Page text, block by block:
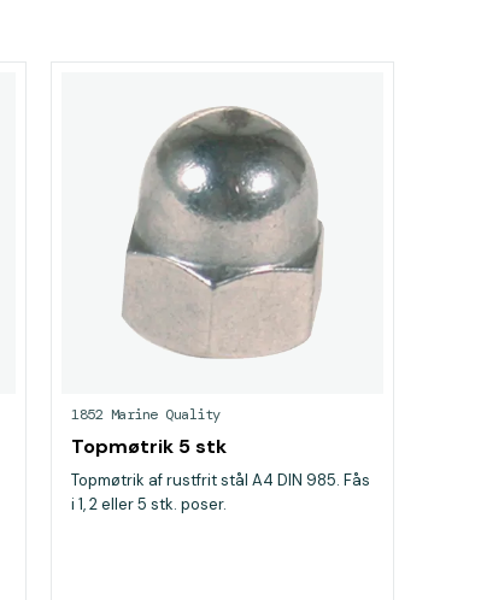
1852 Marine Quality
Topmøtrik 5 stk
Topmøtrik af rustfrit stål A4 DIN 985. Fås
i 1, 2 eller 5 stk. poser.